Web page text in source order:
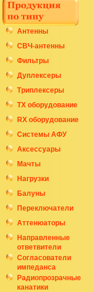
Антенны
СВЧ-антенны
Фильтры
Дуплексеры
Триплексеры
ТХ оборудование
RX оборудование
Системы АФУ
Аксессуары
Мачты
Нагрузки
Балуны
Переключатели
Аттенюаторы
Направленные
ответвители
Согласователи
импеданса
Радиопрозрачные
канатики